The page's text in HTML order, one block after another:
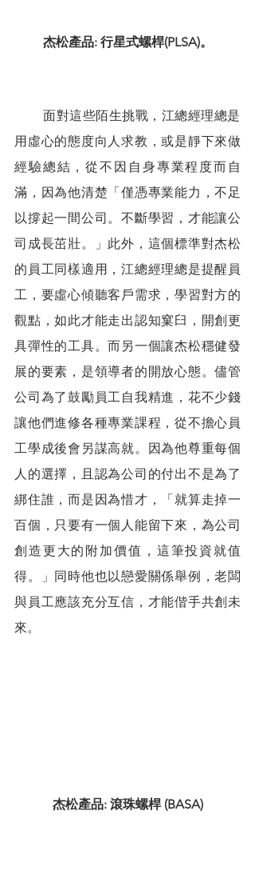
杰松產品: 行星式螺桿(PLSA)。
        面對這些陌生挑戰，江總經理總是
用虛心的態度向人求教，或是靜下來做
經驗總結，從不因自身專業程度而自
滿，因為他清楚「僅憑專業能力，不足
以撐起一間公司。不斷學習，才能讓公
司成長茁壯。」此外，這個標準對杰松
的員工同樣適用，江總經理總是提醒員
工，要虛心傾聽客戶需求，學習對方的
觀點，如此才能走出認知窠臼，開創更
具彈性的工具。而另一個讓杰松穩健發
展的要素，是領導者的開放心態。儘管
公司為了鼓勵員工自我精進，花不少錢
讓他們進修各種專業課程，從不擔心員
工學成後會另謀高就。因為他尊重每個
人的選擇，且認為公司的付出不是為了
綁住誰，而是因為惜才，「就算走掉一
百個，只要有一個人能留下來，為公司
創造更大的附加價值，這筆投資就值
得。」同時他也以戀愛關係舉例，老闆
與員工應該充分互信，才能偕手共創未
來。
杰松產品: 滾珠螺桿 (BASA)